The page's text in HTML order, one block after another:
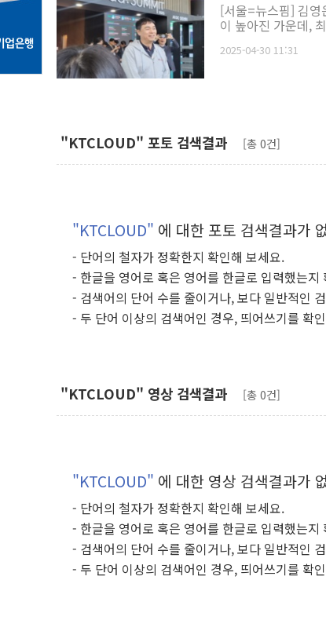
[서울=뉴스핌] 김영
이 높아진 가운데,
2025-04-30 11:31
"KTCLOUD" 포토 검색결과 [총 0건]
"KTCLOUD" 에 대한 포토 검색결과가
- 단어의 철자가 정확한지 확인해 보세요.
- 한글을 영어로 혹은 영어를 한글로 입력했는지
- 검색어의 단어 수를 줄이거나, 보다 일반적인
- 두 단어 이상의 검색어인 경우, 띄어쓰기를 확
"KTCLOUD" 영상 검색결과 [총 0건]
"KTCLOUD" 에 대한 영상 검색결과가
- 단어의 철자가 정확한지 확인해 보세요.
- 한글을 영어로 혹은 영어를 한글로 입력했는지
- 검색어의 단어 수를 줄이거나, 보다 일반적인
- 두 단어 이상의 검색어인 경우, 띄어쓰기를 확